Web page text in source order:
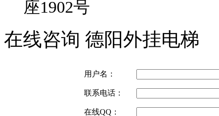
座1902号
在线咨询 德阳外挂电梯
用户名：
联系电话：
在线QQ：